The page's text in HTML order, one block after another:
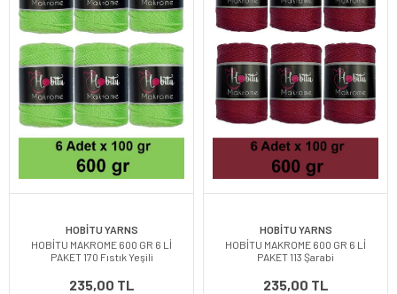
HOBİTU YARNS
HOBİTU MAKROME 600 GR 6 Lİ
PAKET 170 Fıstık Yeşili
235,00 TL
HOBİTU YARNS
HOBİTU MAKROME 600 GR 6 Lİ
PAKET 113 Şarabi
235,00 TL